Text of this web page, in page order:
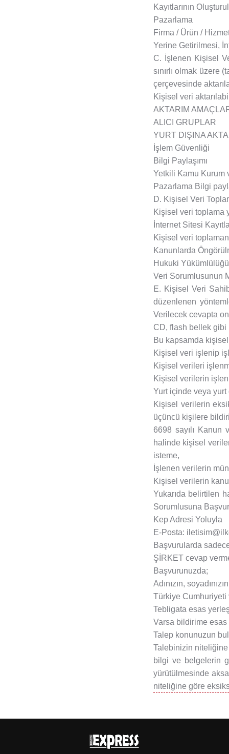
Kayıtlarının
Pazarlama
Firma / Ürün /
Yerine Getirilmesi,
C. İşlenen Kişisel
sınırlı olmak üzere
çerçevesinde
Kişisel veri
AKTARIM
ALICI GRUPLAR
YURT DIŞINA
İşlem Güvenliği
Bilgi Paylaşımı
Yetkili Kamu Kurum
Pazarlama Bilgi
D. Kişisel Veri
Kişisel veri toplama
İnternet Sitesi
Kişisel veri
Kanunlarda
Hukuki
Veri Sorumlusunun
E. Kişisel Veri
düzenlenen
Verilecek cevapta
CD, flash bellek gibi
Bu kapsamda
Kişisel veri işlenip
Kişisel verileri
Kişisel verilerin
Yurt içinde veya yurt
Kişisel verilerin
üçüncü kişilere
6698 sayılı
halinde kişisel
isteme,
İşlenen verilerin
Kişisel verilerin
Yukarıda belirtilen
Sorumlusuna
Kep Adresi Yoluyla
E-Posta:
Başvurularda
ŞİRKET cevap
Başvurunuzda;
Adınızın,
Türkiye Cumhuriyeti
Tebligata esas
Varsa bildirime esas
Talep konunuzun
Talebinizin
bilgi ve belgelerin
yürütülmesinde
niteliğine göre